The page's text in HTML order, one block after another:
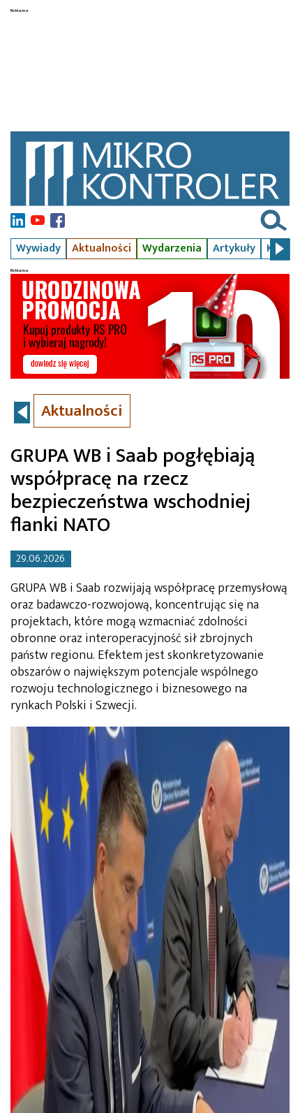
Wywiady Aktualności Wydarzenia Artykuły Kursy
Aktualności
GRUPA WB i Saab pogłębiają
współpracę na rzecz
bezpieczeństwa wschodniej
flanki NATO
29.06.2026
GRUPA WB i Saab rozwijają współpracę przemysłową
oraz badawczo-rozwojową, koncentrując się na
projektach, które mogą wzmacniać zdolności
obronne oraz interoperacyjność sił zbrojnych
państw regionu. Efektem jest skonkretyzowanie
obszarów o największym potencjale wspólnego
rozwoju technologicznego i biznesowego na
rynkach Polski i Szwecji.